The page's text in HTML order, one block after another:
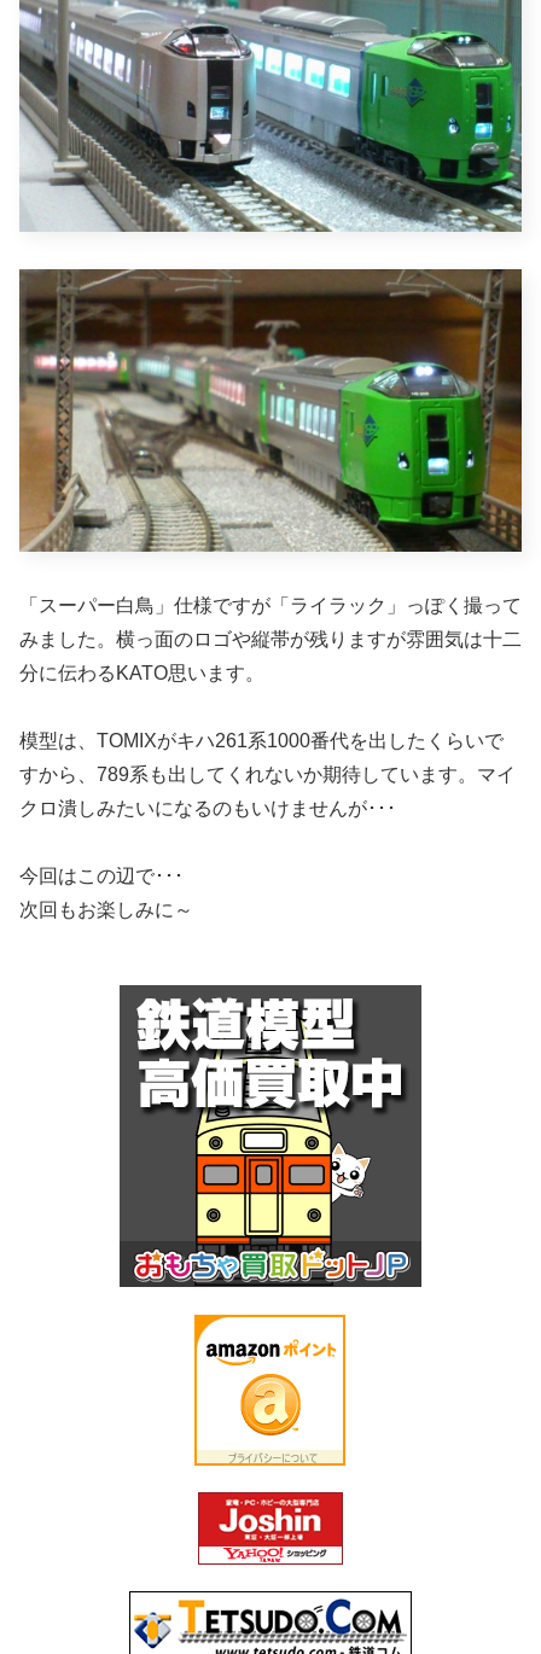
「スーパー白鳥」仕様ですが「ライラック」っぽく撮って
みました。横っ面のロゴや縦帯が残りますが雰囲気は十二
分に伝わるKATO思います。
模型は、TOMIXがキハ261系1000番代を出したくらいで
すから、789系も出してくれないか期待しています。マイ
クロ潰しみたいになるのもいけませんが･･･
今回はこの辺で･･･
次回もお楽しみに～